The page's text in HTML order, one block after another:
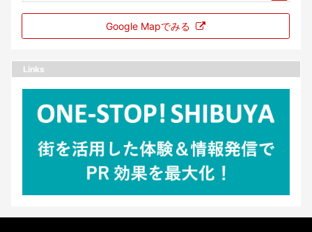
Google Mapでみる
Links